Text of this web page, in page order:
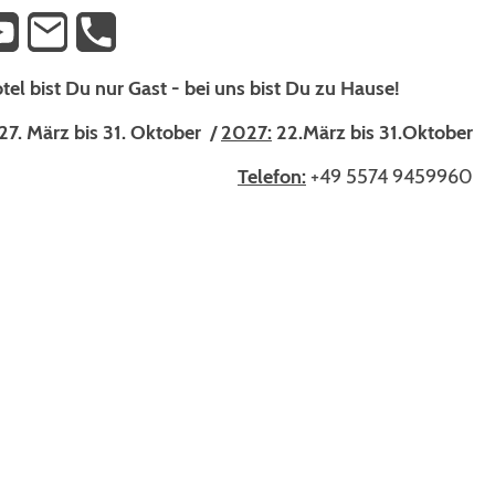
bist Du nur Gast - bei uns bist Du zu Hause!
März bis 31. Oktober /2027:22.März bis 31.Oktober
Telefon:+49 5574 9459960